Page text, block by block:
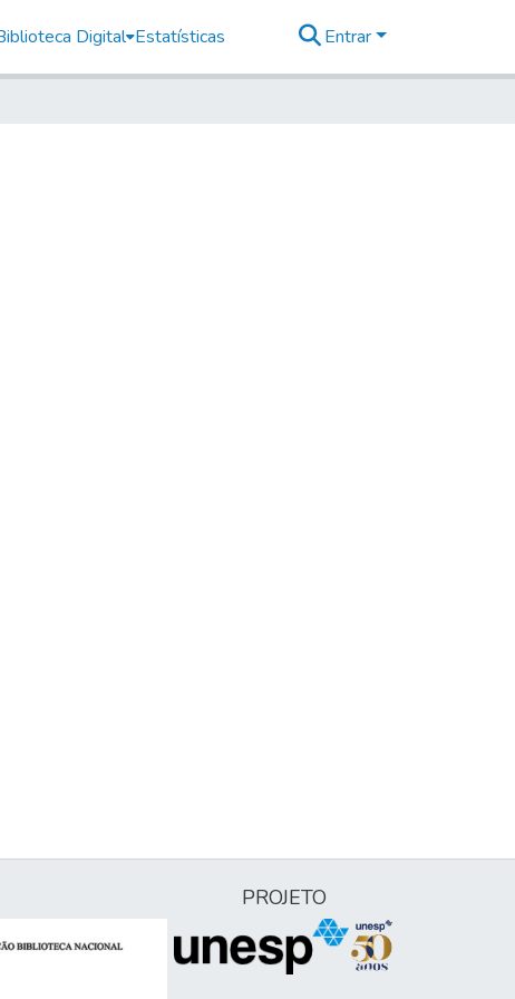
Digital Estatísticas Entrar
PROJETO